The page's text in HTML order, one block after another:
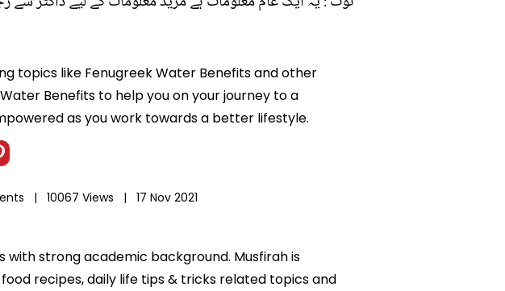
topics like Fenugreek Water Benefits and other
Benefits to help you on your journey to a
as you work towards a better lifestyle.
| 10067 Views | 17 Nov 2021
strong academic background. Musfirah is
recipes, daily life tips & tricks related topics and